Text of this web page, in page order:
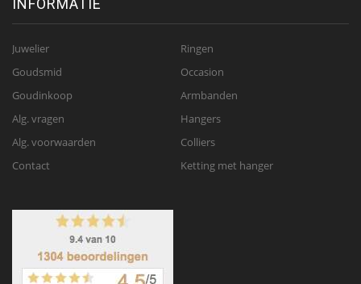
INFORMATIE
Juwelier
Goudsmid
Goudinkoop
Alg. vragen
Alg. voorwaarden
Contact
Ringen
Occasion
Armbanden
Hangers
Colliers
Ketting met hanger